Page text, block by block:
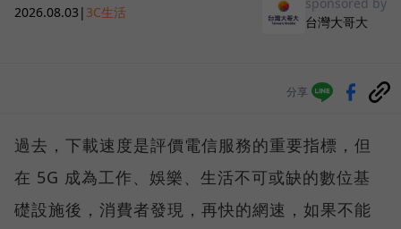
2026.08.03 | 3C生活
台灣大哥大
分享
過去，下載速度是評價電信服務的重要指標，但
在 5G 成為工作、娛樂、生活不可或缺的數位基
礎設施後，消費者發現，再快的網速，如果不能